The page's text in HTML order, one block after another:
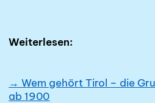
Weiterlesen:
→ Wem gehört Tirol – die
ab 1900